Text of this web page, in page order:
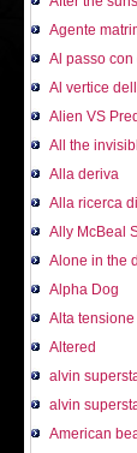
Agente
Al passo
Al vertice
Alien VS
All the
Alla deriva
Alla ricerca
Ally McBeal
Alone in the
Alpha Dog
Alta tensione
Altered
alvin
alvin
American